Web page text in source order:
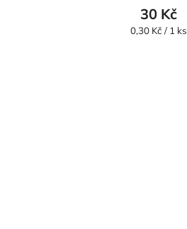
30 Kč
Měrná
0,30 Kč / 1 ks